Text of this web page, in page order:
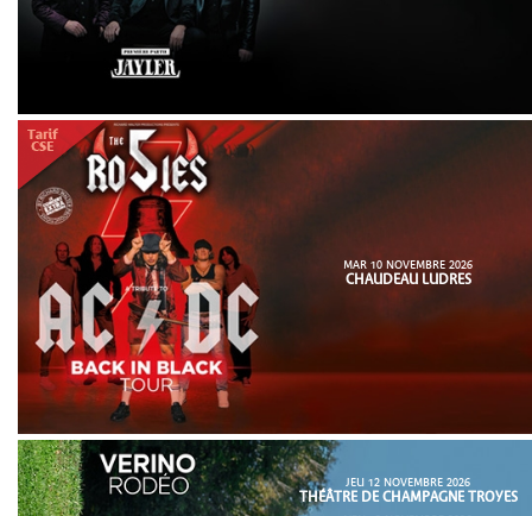
MAR 10 NOVEMBRE 2026
CHAUDEAU LUDRES
JEU 12 NOVEMBRE 2026
THÉÂTRE DE CHAMPAGNE TROYES